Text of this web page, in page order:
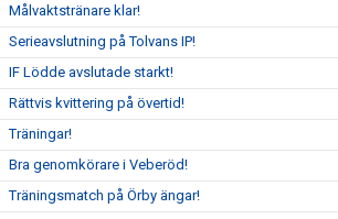
Målvaktstränare klar!
Serieavslutning på Tolvans IP!
IF Lödde avslutade starkt!
Rättvis kvittering på övertid!
Träningar!
Bra genomkörare i Veberöd!
Träningsmatch på Örby ängar!